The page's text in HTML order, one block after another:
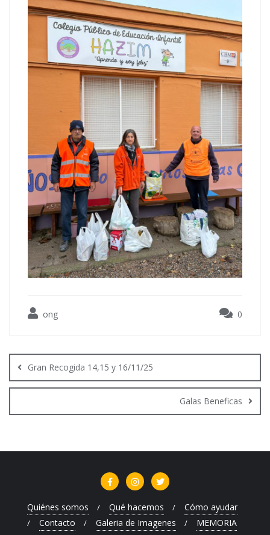
ong 0
de
entradas
Gran Recogida 14,15 y 16/11/25
Galas Beneficas
Quiénes somos Qué hacemos
Cómo ayudar
Contacto
Galeria de Imagenes MEMORIA